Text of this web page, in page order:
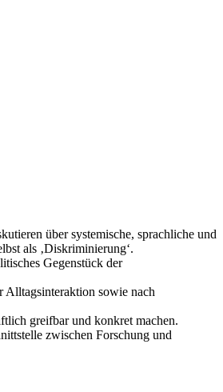
über systemische, sprachliche und
als ‚Diskriminierung‘.
Gegenstück der
Alltagsinteraktion sowie nach
greifbar und konkret machen.
zwischen Forschung und